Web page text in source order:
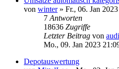
von winter» Fr., 06. Jan
7 Antworten
18636 Zugriffe
Letzter Beitrag von
Mo., 09. Jan 2023
Depotauswertung